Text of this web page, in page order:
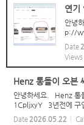
연기
안녕
p://
새제
것 입
상 네
Date
Views
Henz 통돌이 오븐
안녕하세요. Henz
1CpljxyY 3년전에 구
데... 사용하는데는 문
Date 2026.05.22